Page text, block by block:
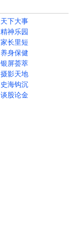
天下大事
精神乐园
家长里短
养身保健
银屏荟萃
摄影天地
史海钩沉
谈股论金